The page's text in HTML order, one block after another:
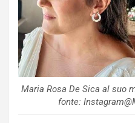
Maria Rosa De Sica al suo
fonte: